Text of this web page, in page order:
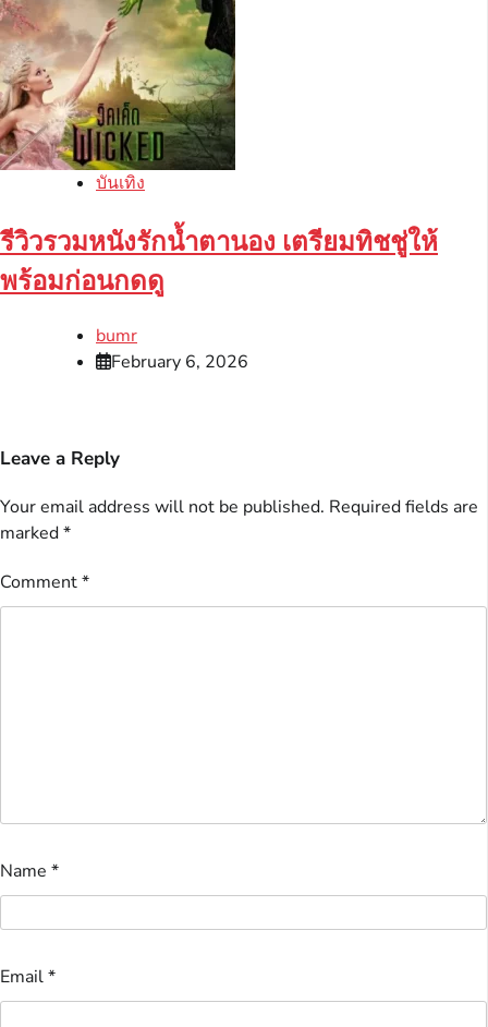
บันเทิง
รีวิวรวมหนังรักน้ำตานอง เตรียมทิชชู่ให้
พร้อมก่อนกดดู
bumr
February 6, 2026
Leave a Reply
Your email address will not be published. Required fields are
marked*
Comment*
Name *
Email*